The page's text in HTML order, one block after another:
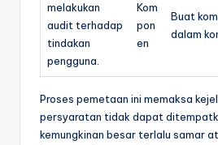
melakukan
audit terhadap
tindakan
pengguna.
Kom
pon
en
Buat
dalam
Proses pemetaan ini memaksa
persyaratan tidak dapat
kemungkinan besar terlalu samar